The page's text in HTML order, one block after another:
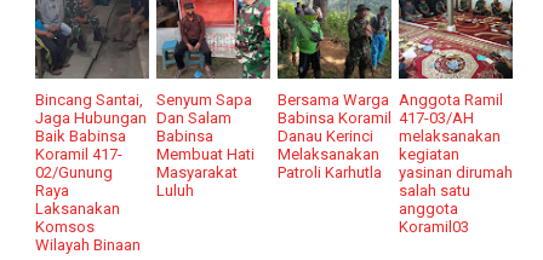
Bincang Santai,
Jaga Hubungan
Baik Babinsa
Koramil 417-
02/Gunung
Raya
Laksanakan
Komsos
Wilayah Binaan
Senyum Sapa
Dan Salam
Babinsa
Membuat Hati
Masyarakat
Luluh
Bersama Warga
Babinsa Koramil
Danau Kerinci
Melaksanakan
Patroli Karhutla
Anggota Ramil
417-03/AH
melaksanakan
kegiatan
yasinan dirumah
salah satu
anggota
Koramil03